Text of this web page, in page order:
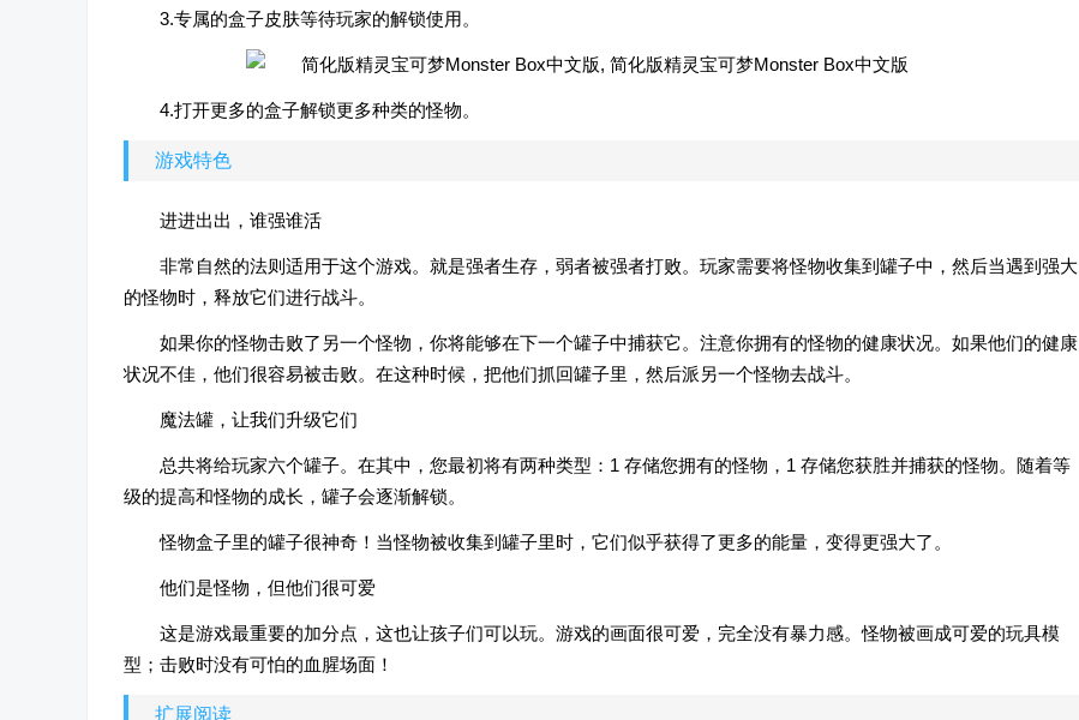
3.专属的盒子皮肤等待玩家的解锁使用。
4.打开更多的盒子解锁更多种类的怪物。
游戏特色
进进出出，谁强谁活
非常自然的法则适用于这个游戏。就是强者生存，弱者被强者打败。玩家需要将怪物收集到罐子中，然后当遇到强大
的怪物时，释放它们进行战斗。
如果你的怪物击败了另一个怪物，你将能够在下一个罐子中捕获它。注意你拥有的怪物的健康状况。如果他们的健康
状况不佳，他们很容易被击败。在这种时候，把他们抓回罐子里，然后派另一个怪物去战斗。
魔法罐，让我们升级它们
总共将给玩家六个罐子。在其中，您最初将有两种类型：1 存储您拥有的怪物，1 存储您获胜并捕获的怪物。随着等
级的提高和怪物的成长，罐子会逐渐解锁。
怪物盒子里的罐子很神奇！当怪物被收集到罐子里时，它们似乎获得了更多的能量，变得更强大了。
他们是怪物，但他们很可爱
这是游戏最重要的加分点，这也让孩子们可以玩。游戏的画面很可爱，完全没有暴力感。怪物被画成可爱的玩具模
型；击败时没有可怕的血腥场面！
扩展阅读